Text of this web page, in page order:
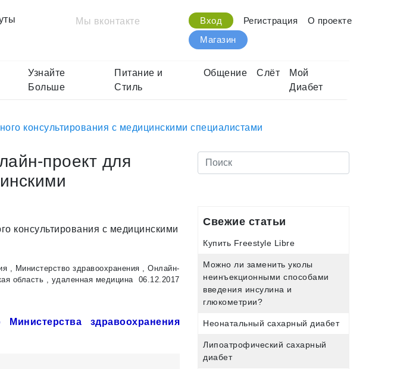
Мы вконтакте Вход Регистрация
О проекте
Магазин
Узнайте
Больше
Питание и
Стиль
Общение Слёт
Мой
Диабет
консультирования с медицинскими специалистами
проект для
, Министерство здравоохранения ,Онлайн-
область , удаленная медицина 06.12.2017
здравоохранения
Свежие статьи
Купить Freestyle Libre
Можно ли заменить уколы
неинъекционными способами
введения инсулина и
глюкометрии?
Неонатальный сахарный диабет
Липоатрофический сахарный
диабет